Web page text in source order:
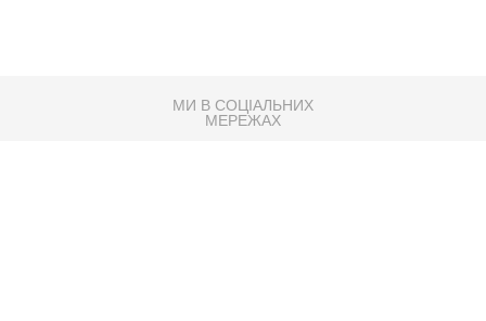
МИ В СОЦІАЛЬНИХ
МЕРЕЖАХ